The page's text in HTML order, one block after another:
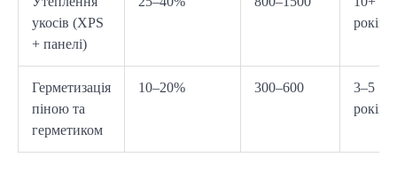
укосів (XPS
+ панелі)
років
Герметизація
піною та
герметиком
10–20% 300–600
3–5
років